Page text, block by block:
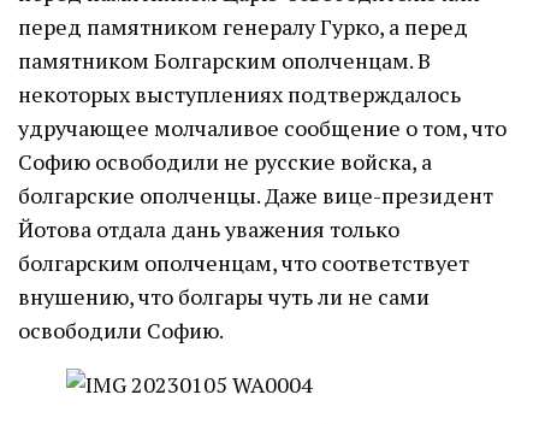
перед памятником генералу Гурко, а перед
памятником Болгарским ополченцам. В
некоторых выступлениях подтверждалось
удручающее молчаливое сообщение о том, что
Софию освободили не русские войска, а
болгарские ополченцы. Даже вице-президент
Йотова отдала дань уважения только
болгарским ополченцам, что соответствует
внушению, что болгары чуть ли не сами
освободили Софию.